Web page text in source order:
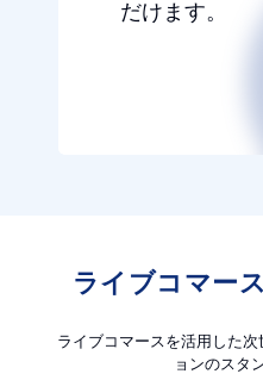
だけます。
ライブコマー
ライブコマースを活用した
ョンのスタ